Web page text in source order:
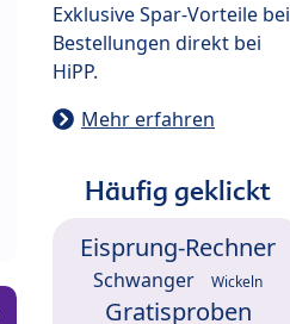
Exklusive Spar-Vorteile bei
Bestellungen direkt bei
HiPP.
Mehr erfahren
Häufig geklickt
Eisprung-Rechner
Schwanger Wickeln
Gratisproben